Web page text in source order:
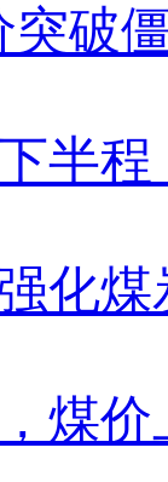
突破
半
化
煤